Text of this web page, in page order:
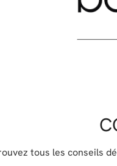
tous les conseils